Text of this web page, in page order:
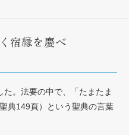
宿縁を慶べ
。法要の中で、「たまたま
典149頁）という聖典の言葉